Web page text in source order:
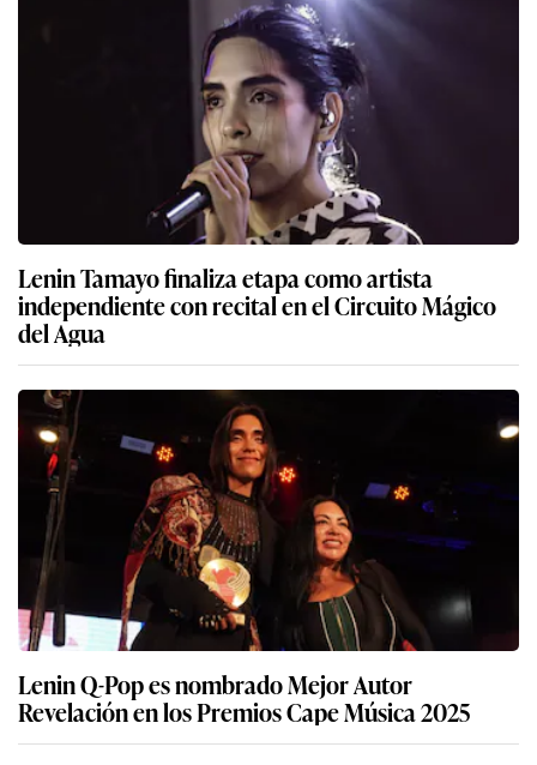
Lenin Tamayo finaliza etapa como artista
independiente con recital en el Circuito Mágico
del Agua
Lenin Q-Pop es nombrado Mejor Autor
Revelación en los Premios Cape Música 2025